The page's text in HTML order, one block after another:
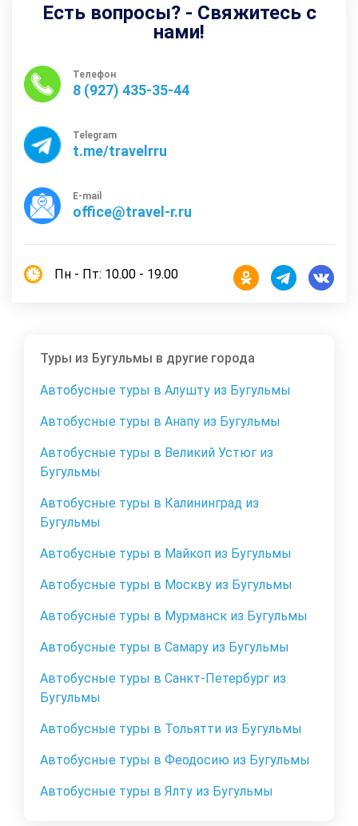
Есть вопросы? - Свяжитесь с
нами!
Телефон
8 (927) 435-35-44
Telegram
t.me/travelrru
E-mail
office@travel-r.ru
Пн - Пт: 10.00 - 19.00
Туры из Бугульмы в другие города
Автобусные туры в Алушту из Бугульмы
Автобусные туры в Анапу из Бугульмы
Автобусные туры в Великий Устюг из
Бугульмы
Автобусные туры в Калининград из
Бугульмы
Автобусные туры в Майкоп из Бугульмы
Автобусные туры в Москву из Бугульмы
Автобусные туры в Мурманск из Бугульмы
Автобусные туры в Самару из Бугульмы
Автобусные туры в Санкт-Петербург из
Бугульмы
Автобусные туры в Тольятти из Бугульмы
Автобусные туры в Феодосию из Бугульмы
Автобусные туры в Ялту из Бугульмы